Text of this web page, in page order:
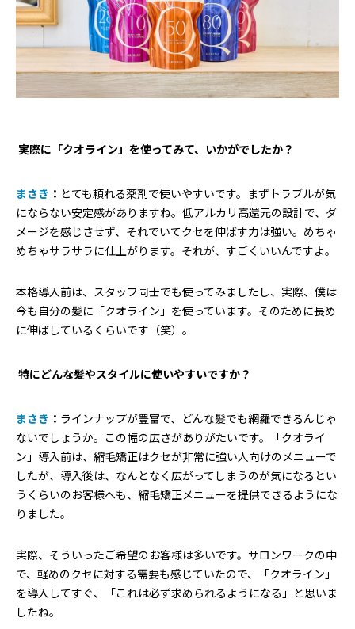
―― 実際に「クオライン」を使ってみて、いかがでしたか？
まさき ： とても頼れる薬剤で使いやすいです。まずトラブルが気
にならない安定感がありますね。低アルカリ高還元の設計で、ダ
メージを感じさせず、それでいてクセを伸ばす力は強い。めちゃ
めちゃサラサラに仕上がります。それが、すごくいいんですよ。
本格導入前は、スタッフ同士でも使ってみましたし、実際、僕は
今も自分の髪に「クオライン」を使っています。そのために長め
に伸ばしているくらいです（笑）。
―― 特にどんな髪やスタイルに使いやすいですか？
まさき ： ラインナップが豊富で、どんな髪でも網羅できるんじゃ
ないでしょうか。この幅の広さがありがたいです。「クオライ
ン」導入前は、縮毛矯正はクセが非常に強い人向けのメニューで
したが、導入後は、なんとなく広がってしまうのが気になるとい
うくらいのお客様へも、縮毛矯正メニューを提供できるようにな
りました。
実際、そういったご希望のお客様は多いです。サロンワークの中
で、軽めのクセに対する需要も感じていたので、「クオライン」
を導入してすぐ、「これは必ず求められるようになる」と思いま
したね。